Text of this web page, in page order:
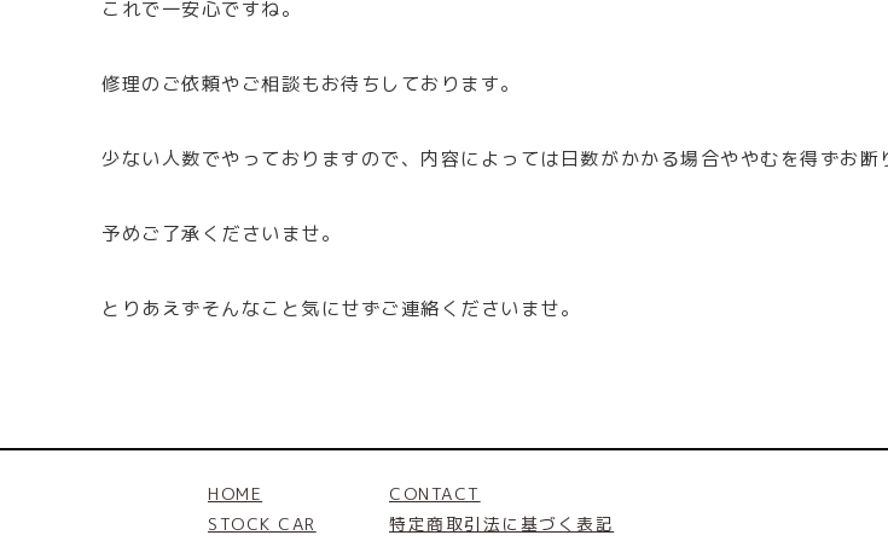
これで一安心ですね。
修理のご依頼やご相談もお待ちしております。
少ない人数でやっておりますので、内容によっては日数がかかる場合ややむを得ずお断
予めご了承くださいませ。
とりあえずそんなこと気にせずご連絡くださいませ。
HOME
STOCK CAR
CONTACT
特定商取引法に基づく表記